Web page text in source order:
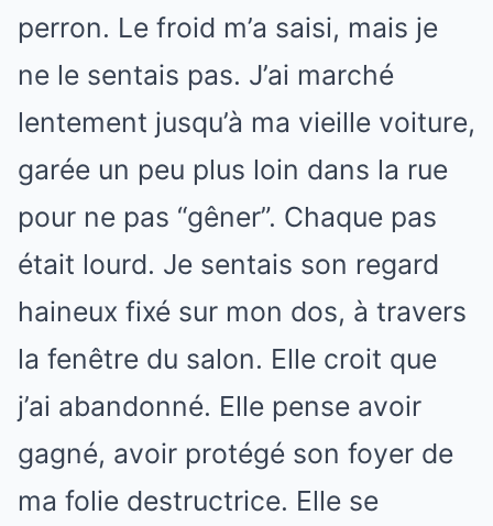
perron. Le froid m’a saisi, mais je
ne le sentais pas. J’ai marché
lentement jusqu’à ma vieille voiture,
garée un peu plus loin dans la rue
pour ne pas “gêner”. Chaque pas
était lourd. Je sentais son regard
haineux fixé sur mon dos, à travers
la fenêtre du salon. Elle croit que
j’ai abandonné. Elle pense avoir
gagné, avoir protégé son foyer de
ma folie destructrice. Elle se